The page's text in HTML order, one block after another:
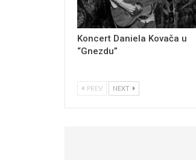
Koncert Daniela Kovača u
“Gnezdu”
PREV NEXT